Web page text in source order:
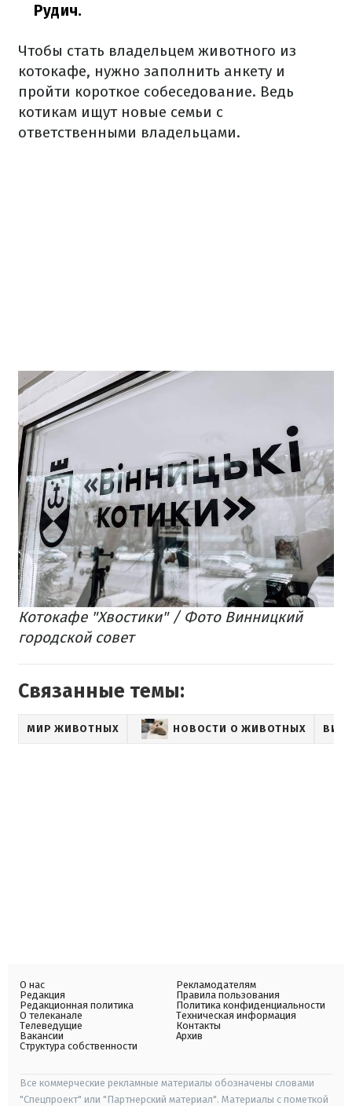
Рудич.
Чтобы стать владельцем животного из
котокафе, нужно заполнить анкету и
пройти короткое собеседование. Ведь
котикам ищут новые семьи с
ответственными владельцами.
Котокафе "Хвостики" / Фото Винницкий
городской совет
Связанные темы:
МИР ЖИВОТНЫХ НОВОСТИ О ЖИВОТНЫХ
О нас
Редакция
Редакционная политика
О телеканале
Телеведущие
Вакансии
Структура собственности
Рекламодателям
Правила пользования
Политика конфиденциальности
Техническая информация
Контакты
Архив
Все коммерческие рекламные материалы обозначены словами
"Спецпроект" или "Партнерский материал". Материалы с пометкой